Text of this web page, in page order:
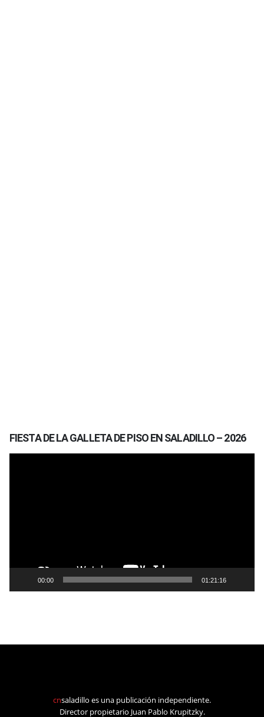
FIESTA DE LA GALLETA DE PISO EN SALADILLO – 2026
00:00 01:21:16
cnsaladillo es una publicación independiente.
Director propietario Juan Pablo Krupitzky.